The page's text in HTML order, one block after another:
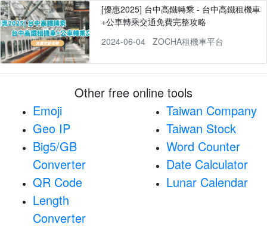
[優惠2025] 台中高鐵轉乘 - 台中高鐵租機車
+公車轉乘交通免費完整攻略
2024-06-04
ZOCHA租機車平台
Other free online tools
Emoji
Geo IP
Big5/GB
Converter
QR Code
Length
Converter
Taiwan Company
Taiwan Stock
Word Counter
Date Calculator
Lunar Calendar